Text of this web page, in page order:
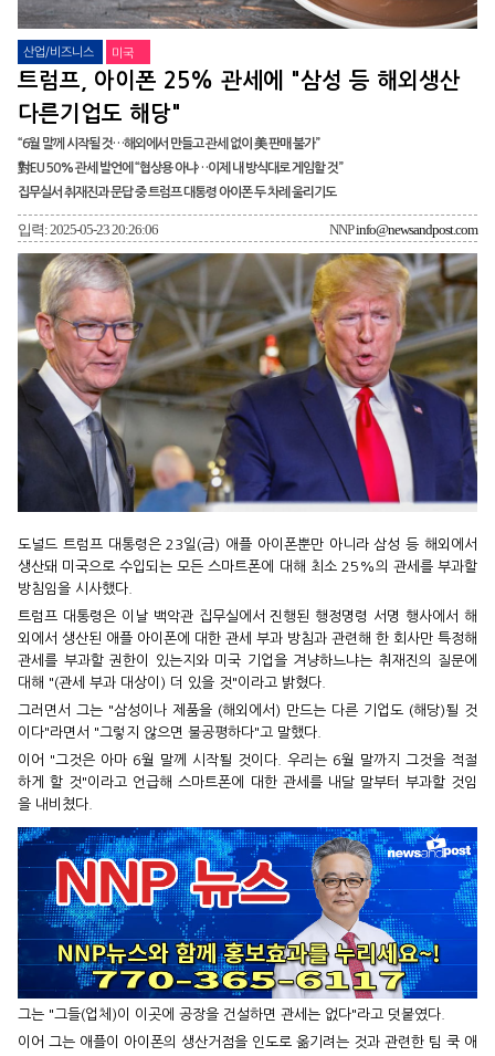
산업/비즈니스 미국
트럼프, 아이폰 25% 관세에 "삼성 등 해외생산
다른기업도 해당"
“6월 말께 시작될 것…해외에서 만들고 관세 없이 美 판매 불가”
對EU 50% 관세 발언에 “협상용 아냐…이제 내 방식대로 게임할 것”
집무실서 취재진과 문답 중 트럼프 대통령 아이폰 두 차례 울리기도
입력: 2025-05-23 20:26:06 NNPinfo@newsandpost.com
도널드 트럼프 대통령은 23일(금) 애플 아이폰뿐만 아니라 삼성 등 해외에서
생산돼 미국으로 수입되는 모든 스마트폰에 대해 최소 25%의 관세를 부과할
방침임을 시사했다.
트럼프 대통령은 이날 백악관 집무실에서 진행된 행정명령 서명 행사에서 해
외에서 생산된 애플 아이폰에 대한 관세 부과 방침과 관련해 한 회사만 특정해
관세를 부과할 권한이 있는지와 미국 기업을 겨냥하느냐는 취재진의 질문에
대해 "(관세 부과 대상이) 더 있을 것"이라고 밝혔다.
그러면서 그는 "삼성이나 제품을 (해외에서) 만드는 다른 기업도 (해당)될 것
이다"라면서 "그렇지 않으면 불공평하다"고 말했다.
이어 "그것은 아마 6월 말께 시작될 것이다. 우리는 6월 말까지 그것을 적절
하게 할 것"이라고 언급해 스마트폰에 대한 관세를 내달 말부터 부과할 것임
을 내비쳤다.
그는 "그들(업체)이 이곳에 공장을 건설하면 관세는 없다"라고 덧붙였다.
이어 그는 애플이 아이폰의 생산거점을 인도로 옮기려는 것과 관련한 팀 쿡 애